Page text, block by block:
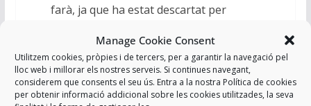
Manage Cookie Consent
Utilitzem cookies, pròpies i de tercers, per a garantir la navegació pel
lloc web i millorar els nostres serveis. Si continues navegant,
considerem que consents el seu ús. Entra a la nostra Política de cookies
per obtenir informació addicional sobre les cookies utilitzades, la seva
farà, ja que ha estat descartat per
seguretat al donar a la part exterior. La
finestra del despatx de cap de torn es farà
durant el 2024.